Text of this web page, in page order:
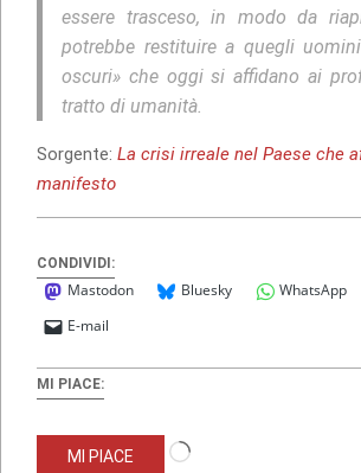
essere trasceso, in modo da
potrebbe restituire a quegli
oscuri» che oggi si affidano ai
tratto di umanità.
Sorgente: La crisi irreale nel Paese che
manifesto
CONDIVIDI:
Mastodon Bluesky WhatsApp
E-mail
MI PIACE:
MI PIACE
Caricamento